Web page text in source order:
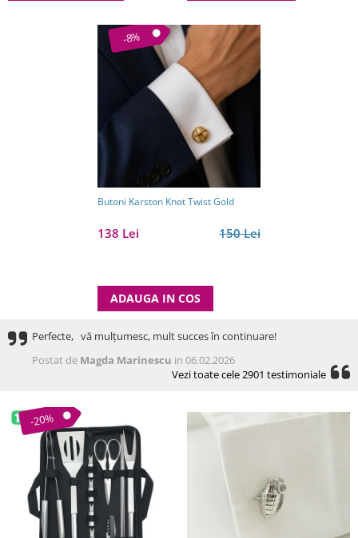
-8%
Butoni Karston Knot Twist Gold
150 Lei
138 Lei
ADAUGA IN COS
Perfecte, vă mulțumesc, mult succes în continuare!
Postat de Magda Marinescu in 06.02.2026
Vezi toate cele 2901 testimoniale
-20%